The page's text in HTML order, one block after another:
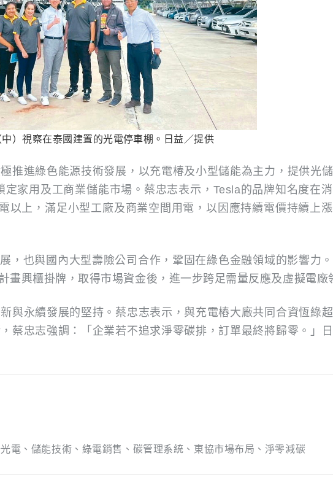
）視察在泰國建置的光電停車棚。日益／提供
推進綠色能源技術發展，以充電椿及小型儲能為主力，提供光
家用及工商業儲能市場。蔡忠志表示，Tesla的品牌知名度在
上，滿足小型工廠及商業空間用電，以因應持續電價持續上漲
，也與國內大型壽險公司合作，鞏固在綠色金融領域的影響力
興櫃掛牌，取得市場資金後，進一步跨足需量反應及虛擬電廠
與永續發展的堅持。蔡忠志表示，與充電樁大廠共同合資恆綠
蔡忠志強調：「企業若不追求淨零碳排，訂單最終將歸零。」
電、儲能技術、綠電銷售、碳管理系統、東協市場布局、淨零減碳